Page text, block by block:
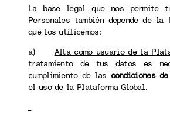
La base legal que nos permite
Personales también depende de
que los utilicemos:
a) Alta como usuario de la
tratamiento de tus datos es
cumplimiento de las condiciones
el uso de la Plataforma Global.